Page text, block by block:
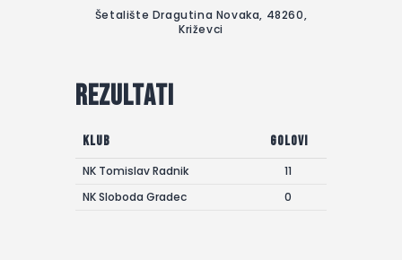
Šetalište Dragutina Novaka, 48260,
Križevci
Rezultati
Klub Golovi
NK Tomislav Radnik
11
NK Sloboda Gradec
0